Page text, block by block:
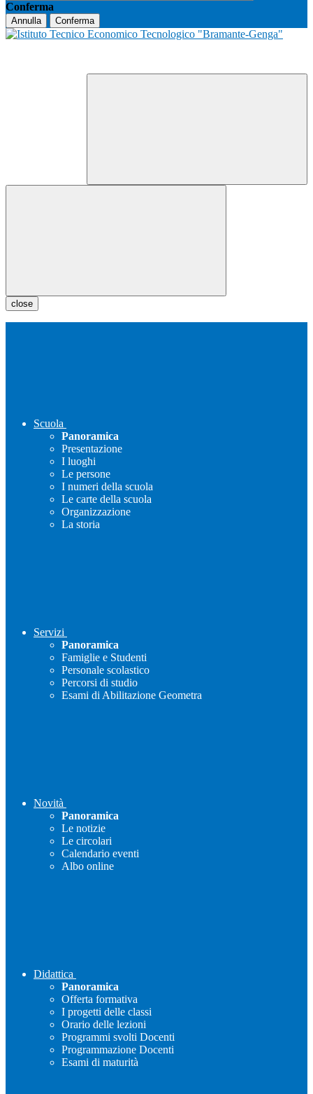
Conferma
Annulla Conferma
close
Scuola
Panoramica
Presentazione
I luoghi
Le persone
I numeri della scuola
Le carte della scuola
Organizzazione
La storia
Servizi
Panoramica
Famiglie e Studenti
Personale scolastico
Percorsi di studio
Esami di Abilitazione Geometra
Novità
Panoramica
Le notizie
Le circolari
Calendario eventi
Albo online
Didattica
Panoramica
Offerta formativa
I progetti delle classi
Orario delle lezioni
Programmi svolti Docenti
Programmazione Docenti
Esami di maturità